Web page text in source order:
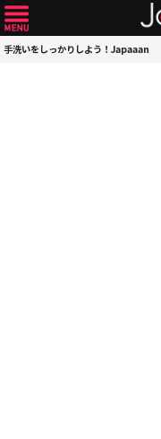
手洗いをしっかりしよう！Japaaan